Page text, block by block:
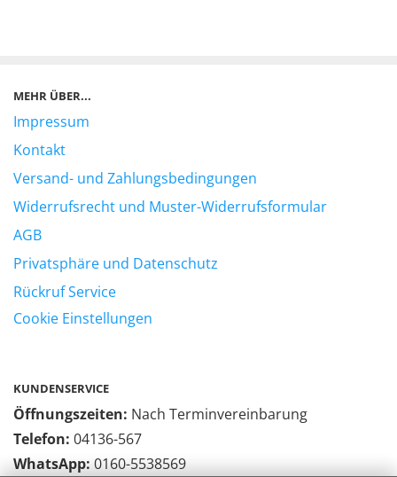
MEHR ÜBER...
Impressum
Kontakt
Versand- und Zahlungsbedingungen
Widerrufsrecht und Muster-Widerrufsformular
AGB
Privatsphäre und Datenschutz
Rückruf Service
Cookie Einstellungen
KUNDENSERVICE
Öffnungszeiten: Nach Terminvereinbarung
Telefon: 04136-567
WhatsApp: 0160-5538569